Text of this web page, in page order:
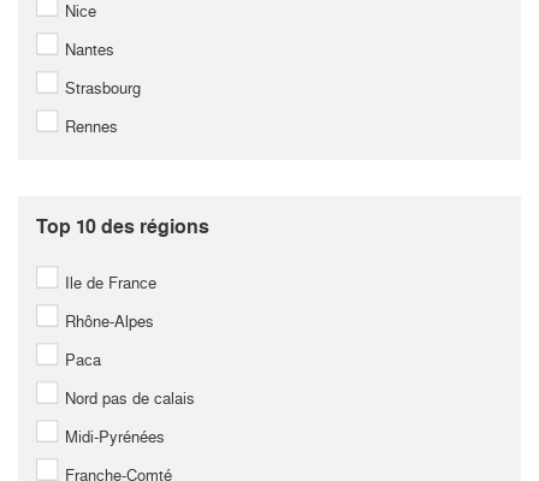
Nice
Nantes
Strasbourg
Rennes
Top 10 des régions
Ile de France
Rhône-Alpes
Paca
Nord pas de calais
Midi-Pyrénées
Franche-Comté